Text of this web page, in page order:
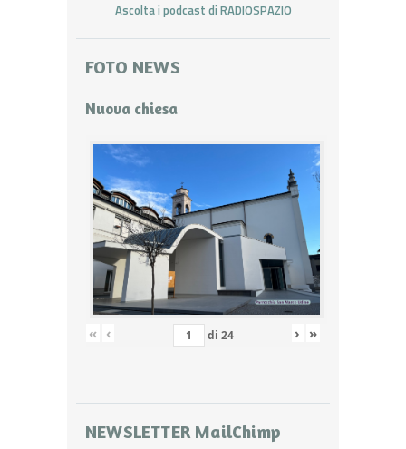
Ascolta i podcast di RADIOSPAZIO
FOTO NEWS
Nuova chiesa
« ‹ di 24 › »
NEWSLETTER MailChimp